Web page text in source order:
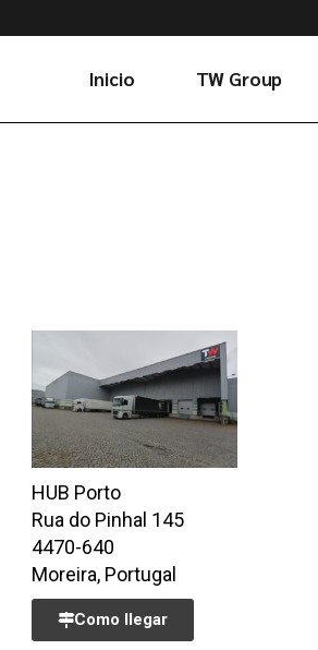
Inicio TW Group
HUB Porto
Rua do Pinhal 145
4470-640
Moreira, Portugal
Como llegar